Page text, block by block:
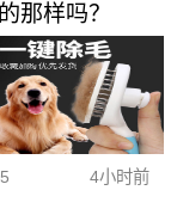
那样吗？
4小时前